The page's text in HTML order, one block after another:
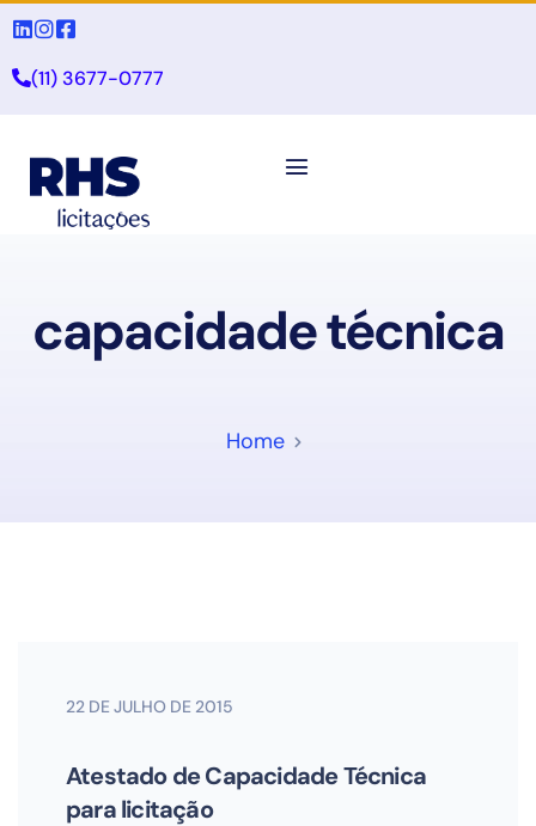
(11) 3677-0777
capacidade técnica
Home
22 DE JULHO DE 2015
Atestado de Capacidade Técnica
para licitação